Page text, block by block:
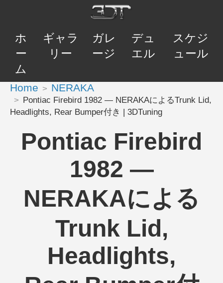
ホ
ー
ム
ギャラ
リー
ガレ
ージ
デュ
エル
スケジ
ュール
Home NERAKA
Pontiac Firebird 1982 — NERAKAによるTrunk Lid,
Headlights, Rear Bumper付き | 3DTuning
Pontiac Firebird
1982 —
NERAKAによる
Trunk Lid,
Headlights,